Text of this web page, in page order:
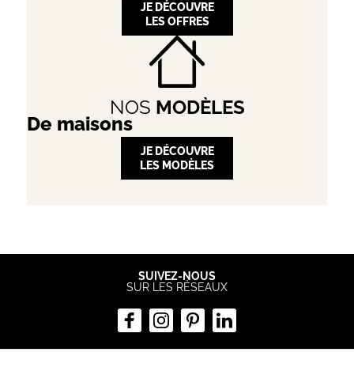
JE DÉCOUVRE
LES OFFRES
NOS MODÈLES
De maisons
JE DÉCOUVRE
LES MODÈLES
SUIVEZ-NOUS
SUR LES RÉSEAUX